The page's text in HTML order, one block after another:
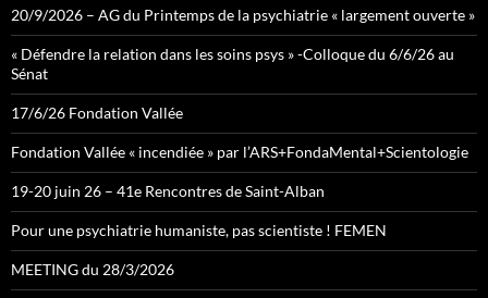
20/9/2026 – AG du Printemps de la psychiatrie « largement ouverte »
« Défendre la relation dans les soins psys » -Colloque du 6/6/26 au
Sénat
17/6/26 Fondation Vallée
Fondation Vallée « incendiée » par l’ARS+FondaMental+Scientologie
19-20 juin 26 – 41e Rencontres de Saint-Alban
Pour une psychiatrie humaniste, pas scientiste ! FEMEN
MEETING du 28/3/2026